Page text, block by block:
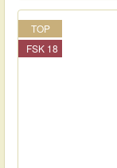
TOP
FSK 18